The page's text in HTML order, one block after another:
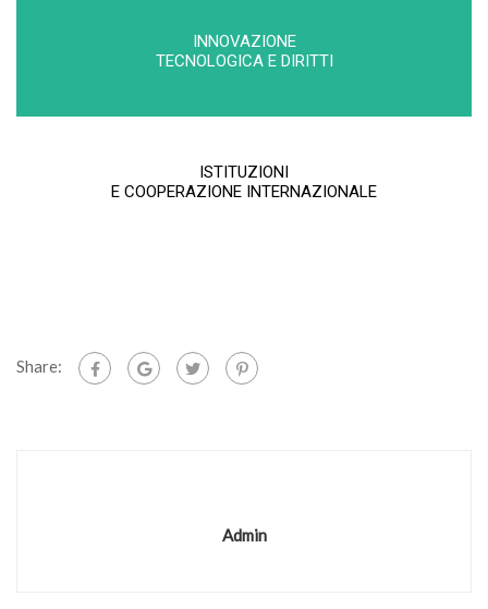
INNOVAZIONE
TECNOLOGICA E DIRITTI
ISTITUZIONI
E COOPERAZIONE INTERNAZIONALE
Share:
Admin